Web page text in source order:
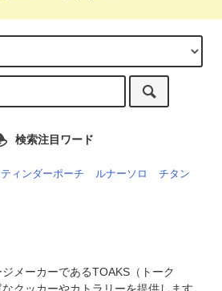
検索注目ワード
ティンダーポーチ ルナーソロ チタン
メーカーであるTOAKS（トーク
クッカーやカトラリーを提供します。